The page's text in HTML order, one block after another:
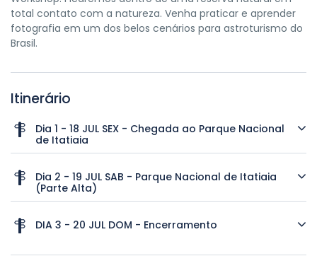
total contato com a natureza. Venha praticar e aprender
fotografia em um dos belos cenários para astroturismo do
Brasil.
Itinerário
Dia 1 - 18 JUL SEX - Chegada ao Parque Nacional
de Itatiaia
Dia 2 - 19 JUL SAB - Parque Nacional de Itatiaia
(Parte Alta)
DIA 3 - 20 JUL DOM - Encerramento